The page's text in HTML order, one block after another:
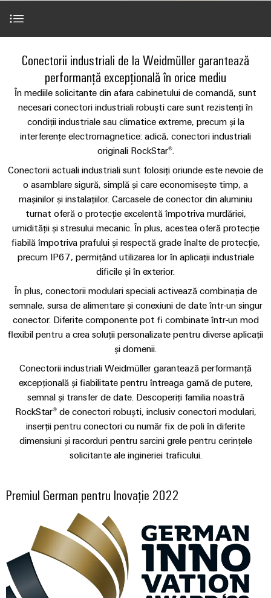
pot
experimentate.
Centru
de
date
Soluții
și
centrele
de
date
eficiente,
fiabile,
scalabile
Construcții
Soluții
complete
de
conectare
dedicate
maritime
Energie
eoliană
Excelență
operațională
în
domeniul
energiei
Feroviar
moderne
și
digitale
pentru
mobilitatea
PUSH-
IN
Industrial
5G
Microrețele
Single
Pair
Ethernet
u-
OS
computing
Dulap
comandă
și
câmp
Cablare
de
câmp
inteligentă
Construcția
tablourilor
inteligente
Weidmüller
Configurator
Conectori
plug-
in
PCB
și
terminale
plug-
PCB
Sistemele
și
componentele
carcasei
Sisteme
componente
de
intrare
Cabluri
de
conexiune,
cabluri
patch
Cablarea
sistemului
PLC
și
soluții
VARITECTOR
PU
AC
I
with
integrated
fuse
IMAGINE
DE
ANSAMBLU
Inovații în
materie de
practică pentru
industria
dumneavoastră.
Inovațiile
noastre pentru
conectivitatea
Weidmüller
Configurator
Ingineria
digitală de
nivel
personalizate
Fast
Delivery
Service
(Serviciul
livrare
rapidă)
Consultanță
și
inginerie
Consultanță
în
conectivitate
digitală
Weidmüller
Configurator
Servicii
conector
Servicii
laborator
Asistență
Companie
Fapte
și
cifre
Sustenabilitate
Academia
Weidmüller
Resurse
umane
Conformitatea
Locații
de
management
și
certificate
Mag
|
Publicație
pentru
clienți
Managementul
Presă
Noutăți
despre
companie
ANSAMBLU
&
Promoții
Newsletter
miniMOKU
showroom
mobil
Link-
uri
utile
Listă
de
prețuri
Weidmüller
eshop
Cataloage
produse
Broșuri
IMAGINE
DE
ANSAMBLU
Cariere
Lugoj
IMAGINE
ANSAMBLU
Sortiment de produse
Servicii
Completări perfecte
Descărcări
Aveţi întrebări?
Conectorii industriali de la Weidmüller garantează
performanță excepțională în orice mediu
În mediile solicitante din afara cabinetului de comandă, sunt
necesari conectori industriali robuști care sunt rezistenți în
condiții industriale sau climatice extreme, precum și la
interferențe electromagnetice: adică, conectori industriali
originali RockStar®.
Conectorii actuali industriali sunt folosiți oriunde este nevoie de
o asamblare sigură, simplă și care economisește timp, a
mașinilor și instalațiilor. Carcasele de conector din aluminiu
turnat oferă o protecție excelentă împotriva murdăriei,
umidității și stresului mecanic. În plus, acestea oferă protecție
fiabilă împotriva prafului și respectă grade înalte de protecție,
precum IP67, permițând utilizarea lor în aplicații industriale
dificile și în exterior.
În plus, conectorii modulari speciali activează combinația de
semnale, sursa de alimentare și conexiuni de date într-un singur
conector. Diferite componente pot fi combinate într-un mod
flexibil pentru a crea soluții personalizate pentru diverse aplicații
și domenii.
Conectorii industriali Weidmüller garantează performanță
excepțională și fiabilitate pentru întreaga gamă de putere,
semnal și transfer de date. Descoperiți familia noastră
RockStar® de conectori robuști, inclusiv conectori modulari,
inserții pentru conectori cu număr fix de poli în diferite
dimensiuni și racorduri pentru sarcini grele pentru cerințele
solicitante ale ingineriei traficului.
Premiul German pentru Inovație 2022